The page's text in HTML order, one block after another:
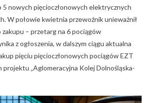
5 nowych pięcioczłonowych elektrycznych
W połowie kwietnia przewoźnik unieważnił
zakupu – przetarg na 6 pociągów
z ogłoszenia, w dalszym ciągu aktualna
pięciu pięcioczłonowych pociągów EZT
projektu „Aglomeracyjna Kolej Dolnośląska-